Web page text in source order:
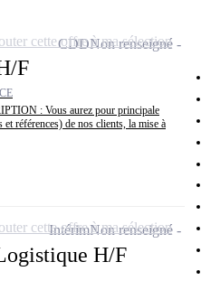
F
: Vous aurez pour principale
références) de nos clients, la mise à
CDDNon renseigné
cette offre à ma sélection
H/F
IntérimNon renseigné
cette offre à ma sélection